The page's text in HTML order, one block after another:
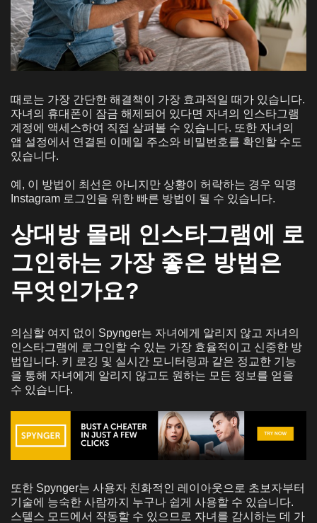
때로는 가장 간단한 해결책이 가장 효과적일 때가 있습니다.
자녀의 휴대폰이 잠금 해제되어 있다면 자녀의 인스타그램
계정에 액세스하여 직접 살펴볼 수 있습니다. 또한 자녀의
앱 설정에서 연결된 이메일 주소와 비밀번호를 확인할 수도
있습니다.
예, 이 방법이 최선은 아니지만 상황이 허락하는 경우 익명
Instagram 로그인을 위한 빠른 방법이 될 수 있습니다.
상대방 몰래 인스타그램에 로
그인하는 가장 좋은 방법은
무엇인가요?
의심할 여지 없이 Spynger는 자녀에게 알리지 않고 자녀의
인스타그램에 로그인할 수 있는 가장 효율적이고 신중한 방
법입니다. 키 로깅 및 실시간 모니터링과 같은 정교한 기능
을 통해 자녀에게 알리지 않고도 원하는 모든 정보를 얻을
수 있습니다.
또한 Spynger는 사용자 친화적인 레이아웃으로 초보자부터
기술에 능숙한 사람까지 누구나 쉽게 사용할 수 있습니다.
스텔스 모드에서 작동할 수 있으므로 자녀를 감시하는 데 가